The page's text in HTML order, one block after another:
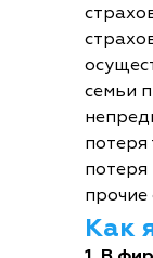
семьи
потеря
прочие
Как